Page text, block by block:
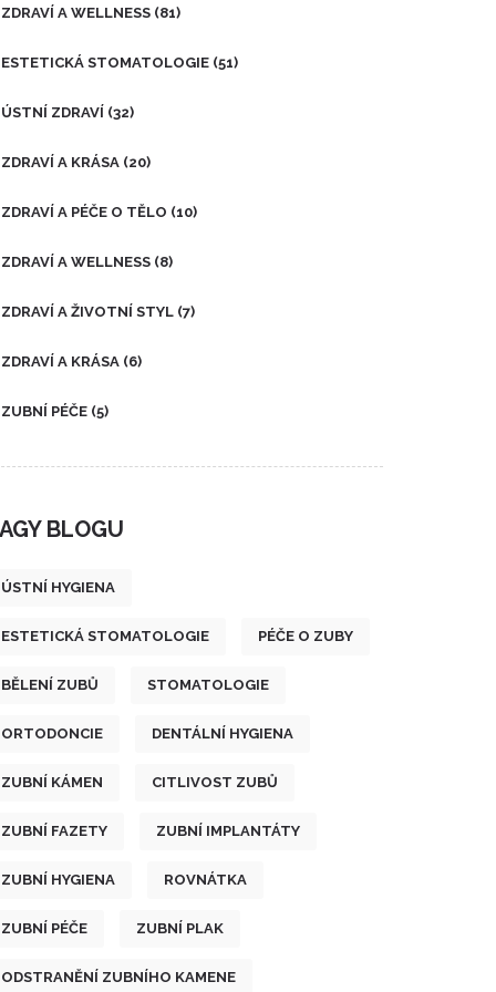
ZDRAVÍ A WELLNESS (81)
ESTETICKÁ STOMATOLOGIE (51)
ÚSTNÍ ZDRAVÍ (32)
ZDRAVÍ A KRÁSA (20)
ZDRAVÍ A PÉČE O TĚLO (10)
ZDRAVÍ A WELLNESS (8)
ZDRAVÍ A ŽIVOTNÍ STYL (7)
ZDRAVÍ A KRÁSA (6)
ZUBNÍ PÉČE (5)
BLOGU
ÚSTNÍ HYGIENA
ESTETICKÁ STOMATOLOGIE PÉČE O ZUBY
BĚLENÍ ZUBŮ STOMATOLOGIE
ORTODONCIE DENTÁLNÍ HYGIENA
ZUBNÍ KÁMEN CITLIVOST ZUBŮ
ZUBNÍ FAZETY ZUBNÍ IMPLANTÁTY
ZUBNÍ HYGIENA ROVNÁTKA
ZUBNÍ PÉČE ZUBNÍ PLAK
ODSTRANĚNÍ ZUBNÍHO KAMENE